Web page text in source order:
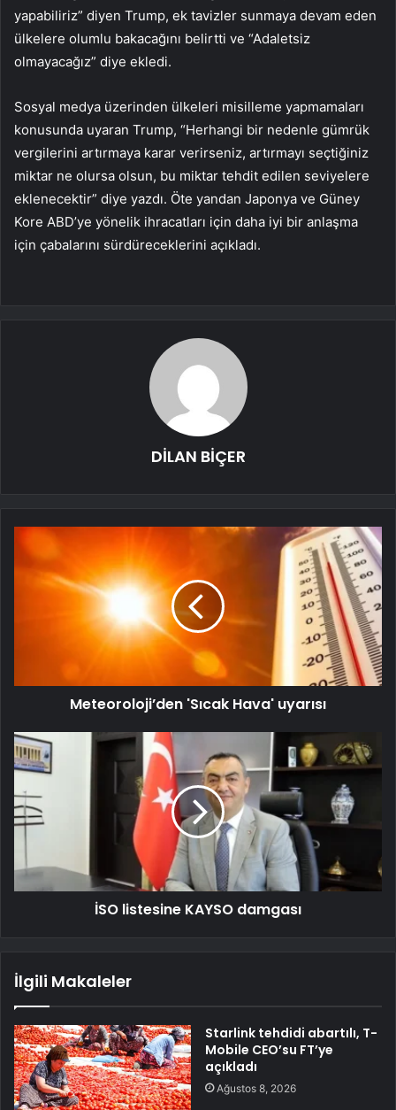
yapabiliriz” diyen Trump, ek tavizler sunmaya devam eden
ülkelere olumlu bakacağını belirtti ve “Adaletsiz
olmayacağız” diye ekledi.
Sosyal medya üzerinden ülkeleri misilleme yapmamaları
konusunda uyaran Trump, “Herhangi bir nedenle gümrük
vergilerini artırmaya karar verirseniz, artırmayı seçtiğiniz
miktar ne olursa olsun, bu miktar tehdit edilen seviyelere
eklenecektir” diye yazdı. Öte yandan Japonya ve Güney
Kore ABD’ye yönelik ihracatları için daha iyi bir anlaşma
için çabalarını sürdüreceklerini açıkladı.
DİLAN BİÇER
Meteoroloji’den 'Sıcak Hava' uyarısı
İSO listesine KAYSO damgası
İlgili Makaleler
Starlink tehdidi abartılı, T-
Mobile CEO’su FT’ye
açıkladı
Ağustos 8, 2026